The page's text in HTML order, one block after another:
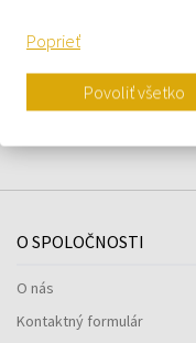
Náš výber
O SPOLOČNOSTI
O nás
Kontaktný formulár
Poprieť
Povoliť všetko